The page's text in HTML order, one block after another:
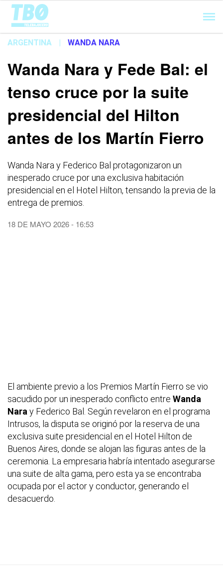
Cargando...
ARGENTINA | WANDA NARA
Wanda Nara y Fede Bal: el
tenso cruce por la suite
presidencial del Hilton
antes de los Martín Fierro
Wanda Nara y Federico Bal protagonizaron un
inesperado cruce por una exclusiva habitación
presidencial en el Hotel Hilton, tensando la previa de la
entrega de premios.
18 DE MAYO 2026 - 16:53
El ambiente previo a los Premios Martín Fierro se vio
sacudido por un inesperado conflicto entre Wanda
Nara y Federico Bal. Según revelaron en el programa
Intrusos, la disputa se originó por la reserva de una
exclusiva suite presidencial en el Hotel Hilton de
Buenos Aires, donde se alojan las figuras antes de la
ceremonia. La empresaria habría intentado asegurarse
una suite de alta gama, pero esta ya se encontraba
ocupada por el actor y conductor, generando el
desacuerdo.